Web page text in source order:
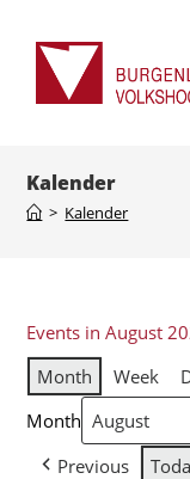
Kalender
> Kalender
Events in August
Month
Week
Month
Previous